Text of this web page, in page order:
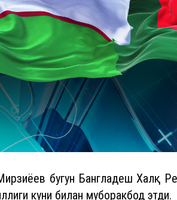
бугун Бангладеш Халқ
куни билан муборакбод этди.